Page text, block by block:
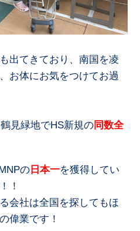
出てきており、南国を凌
お体にお気をつけてお過
見緑地でHS新規の同数全
の日本一を獲得してい
！
会社は全国を探してもほ
偉業です！